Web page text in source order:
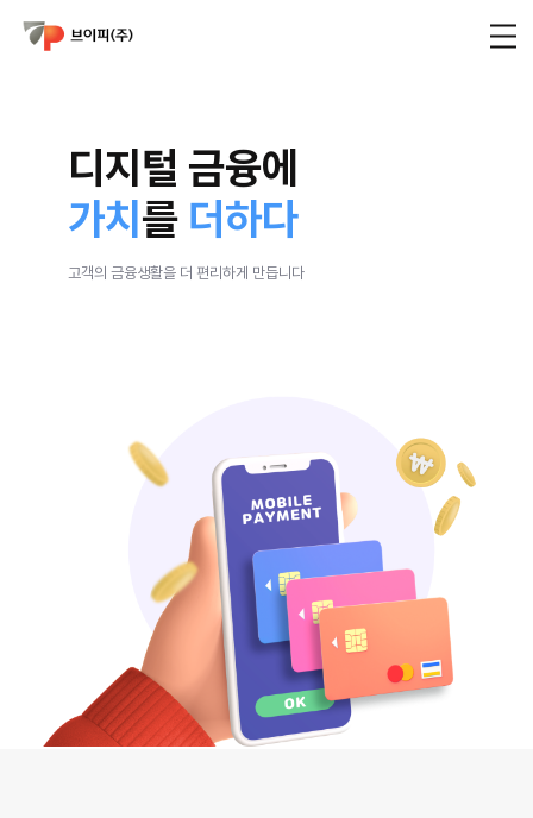
디지털 금융에
가치 를 더하다
고객의 금융생활을 더 편리하게 만듭니다